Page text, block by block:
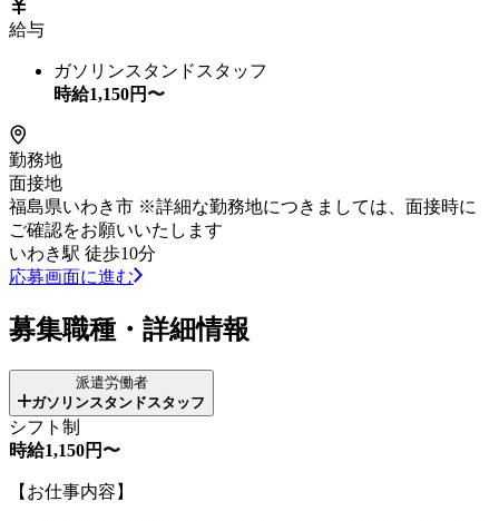
給与
ガソリンスタンドスタッフ
時給1,150円〜
勤務地
面接地
福島県いわき市 ※詳細な勤務地につきましては、面接時に
ご確認をお願いいたします
いわき駅 徒歩10分
応募画面に進む
募集職種・詳細情報
派遣労働者
ガソリンスタンドスタッフ
シフト制
時給1,150円〜
【お仕事内容】